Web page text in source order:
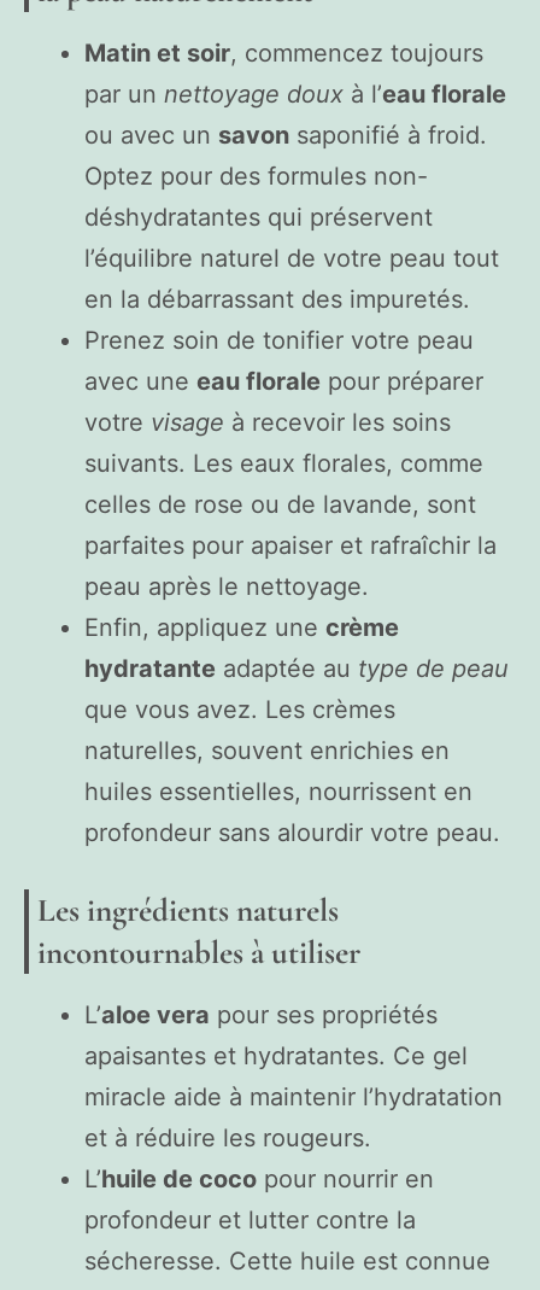
Matin et soir, commencez toujours
par un nettoyage doux à l’eau florale
ou avec un savon saponifié à froid.
Optez pour des formules non-
déshydratantes qui préservent
l’équilibre naturel de votre peau tout
en la débarrassant des impuretés.
Prenez soin de tonifier votre peau
avec une eau florale pour préparer
votre visage à recevoir les soins
suivants. Les eaux florales, comme
celles de rose ou de lavande, sont
parfaites pour apaiser et rafraîchir la
peau après le nettoyage.
Enfin, appliquez une crème
hydratante adaptée au type de peau
que vous avez. Les crèmes
naturelles, souvent enrichies en
huiles essentielles, nourrissent en
profondeur sans alourdir votre peau.
Les ingrédients naturels
incontournables à utiliser
L’aloe vera pour ses propriétés
apaisantes et hydratantes. Ce gel
miracle aide à maintenir l’hydratation
et à réduire les rougeurs.
L’huile de coco pour nourrir en
profondeur et lutter contre la
sécheresse. Cette huile est connue